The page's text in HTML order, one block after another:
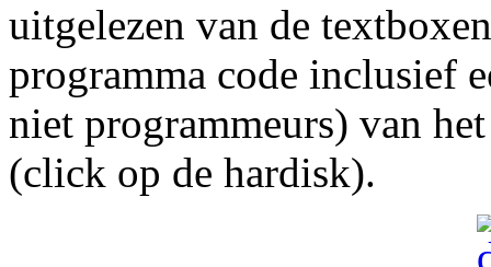
uitgelezen van de
programma code inclusief
niet programmeurs) van
(click op de hardisk).